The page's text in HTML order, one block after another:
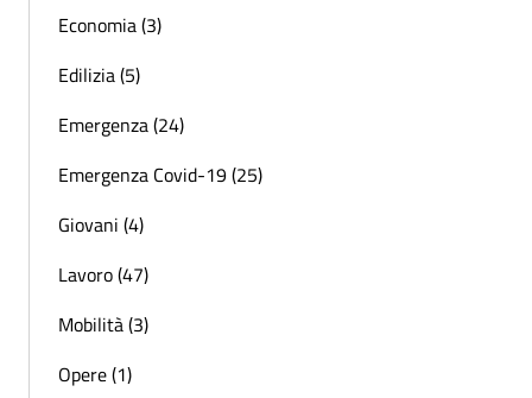
Economia (3)
Edilizia (5)
Emergenza (24)
Emergenza Covid-19 (25)
Giovani (4)
Lavoro (47)
Mobilità (3)
Opere (1)